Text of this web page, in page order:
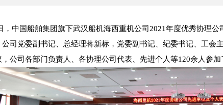
，中国船舶集团旗下武汉船机海西重机公司2021年度优秀协理
司党委副书记、总经理蒋新标，党委副书记、纪委书记、工会
公司各部门负责人、各协理公司代表、先进个人等120余人参加